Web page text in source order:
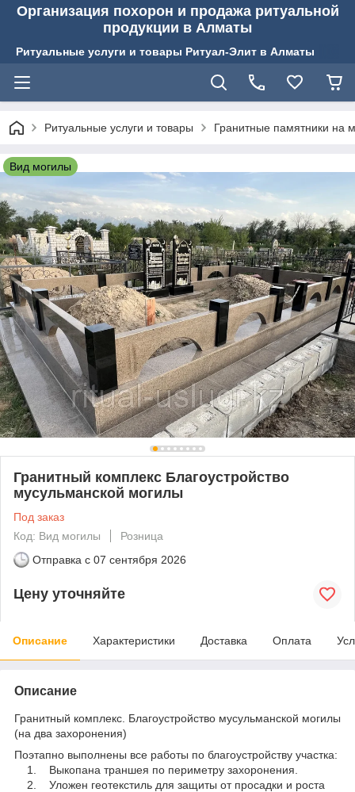
Организация похорон и продажа ритуальной
продукции в Алматы
Ритуальные услуги и товары Ритуал-Элит в Алматы
Ритуальные услуги и товары Гранитные памятники на
Вид могилы
Гранитный комплекс Благоустройство
мусульманской могилы
Под заказ
Код: Вид могилы
Розница
Отправка с 07 сентября 2026
Цену уточняйте
Описание Характеристики Доставка Оплата
Описание
Гранитный комплекс. Благоустройство мусульманской могилы
(на два захоронения)
Поэтапно выполнены все работы по благоустройству участка:
1. Выкопана траншея по периметру захоронения.
2. Уложен геотекстиль для защиты от просадки и роста